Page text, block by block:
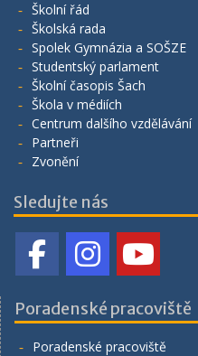
Školní řád
Školská rada
Spolek Gymnázia a SOŠZE
Studentský parlament
Školní časopis Šach
Škola v médiích
Centrum dalšího vzdělávání
Partneři
Zvonění
Sledujte nás
Poradenské pracoviště
Poradenské pracoviště